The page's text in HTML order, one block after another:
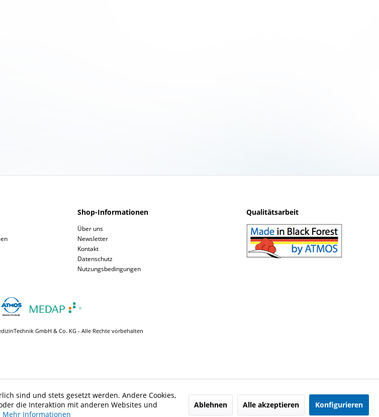
Shop-Informationen
Über uns
Newsletter
Kontakt
Datenschutz
Nutzungsbedingungen
Qualitätsarbeit
GmbH & Co. KG - Alle Rechte vorbehalten
sind und stets gesetzt werden. Andere Cookies,
die Interaktion mit anderen Websites und
Mehr Informationen
Ablehnen Alle akzeptieren Konfigurieren